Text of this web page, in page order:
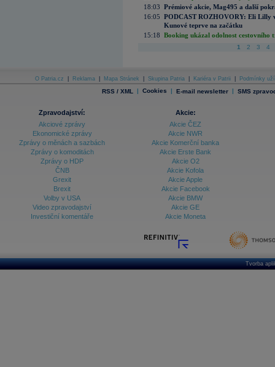
18:03 Prémiové akcie, Mag495 a další
16:05 PODCAST ROZHOVORY: Eli Lilly
Kunové teprve na začátku
15:18 Booking ukázal odolnost cestovního
1 2 3 4
O Patria.cz Reklama Mapa Stránek Skupina Patria Kariéra v Patrii Podmínky
RSS / XML | Cookies | E-mail newsletter | SMS
Zpravodajství:
Akciové zprávy
Ekonomické zprávy
Zprávy o měnách a sazbách
Zprávy o komoditách
Zprávy o HDP
ČNB
Grexit
Brexit
Volby v USA
Video zpravodajství
Investiční komentáře
Akcie:
Akcie ČEZ
Akcie NWR
Akcie Komerční banka
Akcie Erste Bank
Akcie O2
Akcie Kofola
Akcie Apple
Akcie Facebook
Akcie BMW
Akcie GE
Akcie Moneta
Tvorba